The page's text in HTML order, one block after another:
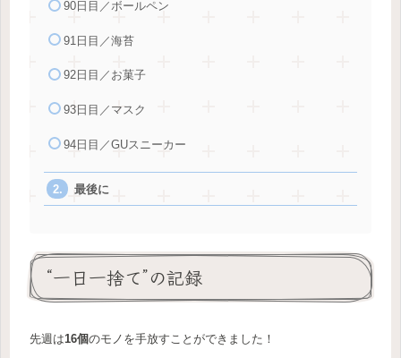
90日目／ボールペン
91日目／海苔
92日目／お菓子
93日目／マスク
94日目／GUスニーカー
最後に
“一日一捨て”の記録
先週は16個のモノを手放すことができました！